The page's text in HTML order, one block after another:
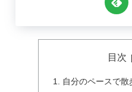
目次
自分のペースで散